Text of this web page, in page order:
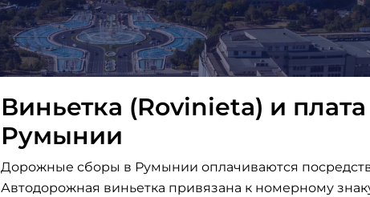
Виньетка (Rovinieta) и
Румынии
Дорожные сборы в Румынии оплачиваются
Автодорожная виньетка привязана к номерному